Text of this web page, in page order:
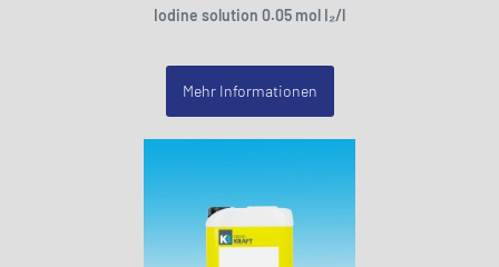
Iodine solution 0.05 mol I₂/l
Mehr Informationen